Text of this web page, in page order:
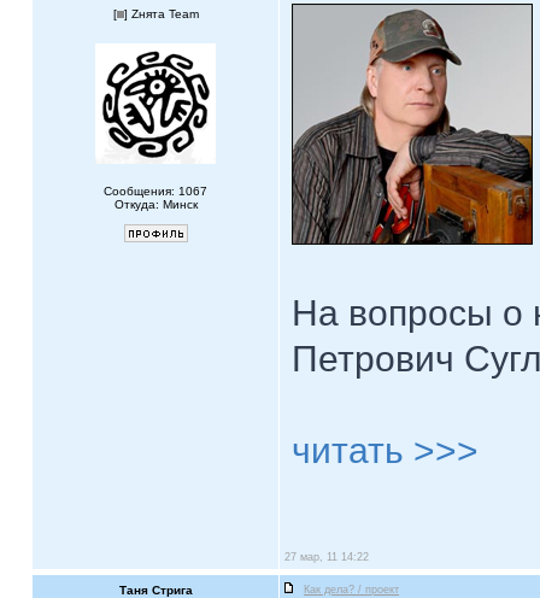
[ ] Zнята Team
Сообщения: 1067
Откуда: Минск
На вопросы о
Петрович
читать >>>
27 мар, 11 14:22
Таня Стрига Как дела? / проект